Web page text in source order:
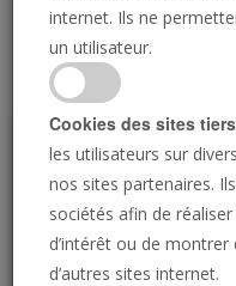
Regarder
internet. Ils ne
un utilisateur.
Cookies des sites tiers
les utilisateurs sur
nos sites partenaires.
sociétés afin de
d’intérêt ou de
d’autres sites internet.